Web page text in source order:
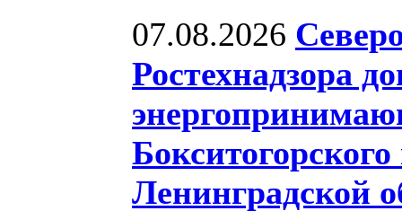
07.08.2026
Ростехнадзора
Бокситогорского
Ленинградской